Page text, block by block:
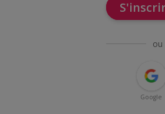
ou
Google